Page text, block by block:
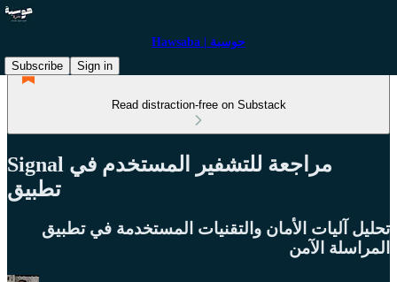
Hawsaba | حوسبة
Subscribe
Sign in
Read distraction-free on Substack
Signal مراجعة للتشفير المستخدم في
تطبيق
تحليل آليات الأمان والتقنيات المستخدمة في تطبيق
المراسلة الآمن